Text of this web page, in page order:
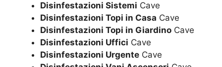
Disinfestazioni Sistemi Cave
Disinfestazioni Topi in Casa Cave
Disinfestazioni Topi in Giardino Cave
Disinfestazioni Uffici Cave
Disinfestazioni Urgente Cave